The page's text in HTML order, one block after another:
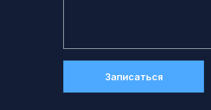
Записаться